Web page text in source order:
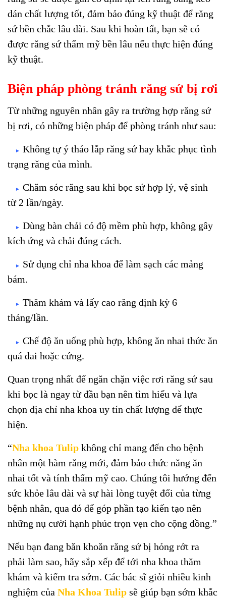
dán chất lượng tốt, đảm bảo đúng kỹ thuật để răng
sứ bền chắc lâu dài. Sau khi hoàn tất, bạn sẽ có
được răng sứ thẩm mỹ bền lâu nếu thực hiện đúng
kỹ thuật.
Biện pháp phòng tránh răng sứ bị rơi
Từ những nguyên nhân gây ra trường hợp răng sứ
bị rơi, có những biện pháp để phòng tránh như sau:
►
Không tự ý tháo lắp răng sứ hay khắc phục tình
trạng răng của mình.
►
Chăm sóc răng sau khi bọc sứ hợp lý, vệ sinh
từ 2 lần/ngày.
►
Dùng bàn chải có độ mềm phù hợp, không gây
kích ứng và chải đúng cách.
►
Sử dụng chỉ nha khoa để làm sạch các mảng
bám.
►
Thăm khám và lấy cao răng định kỳ 6
tháng/lần.
►
Chế độ ăn uống phù hợp, không ăn nhai thức ăn
quá dai hoặc cứng.
Quan trọng nhất để ngăn chặn việc rơi răng sứ sau
khi bọc là ngay từ đầu bạn nên tìm hiểu và lựa
chọn địa chỉ nha khoa uy tín chất lượng để thực
hiện.
“Nha khoa Tulip không chỉ mang đến cho bệnh
nhân một hàm răng mới, đảm bảo chức năng ăn
nhai tốt và tính thẩm mỹ cao. Chúng tôi hướng đến
sức khỏe lâu dài và sự hài lòng tuyệt đối của từng
bệnh nhân, qua đó để góp phần tạo kiến tạo nên
những nụ cười hạnh phúc trọn vẹn cho cộng đồng.”
Nếu bạn đang băn khoăn răng sứ bị hỏng rớt ra
phải làm sao, hãy sắp xếp để tới nha khoa thăm
khám và kiểm tra sớm. Các bác sĩ giỏi nhiều kinh
nghiệm của Nha Khoa Tulip sẽ giúp bạn sớm khắc